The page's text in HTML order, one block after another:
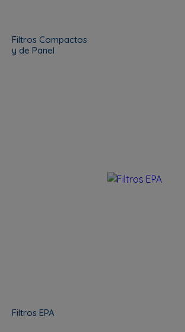
Filtros Compactos
y de Panel
Filtros EPA